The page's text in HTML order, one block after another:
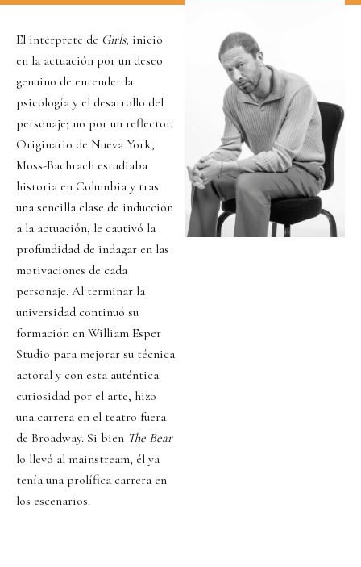
El intérprete de Girls, inició
en la actuación por un deseo
genuino de entender la
psicología y el desarrollo del
personaje; no por un reflector.
Originario de Nueva York,
Moss-Bachrach estudiaba
historia en Columbia y tras
una sencilla clase de inducción
a la actuación, le cautivó la
profundidad de indagar en las
motivaciones de cada
personaje. Al terminar la
universidad continuó su
formación en William Esper
Studio para mejorar su técnica
actoral y con esta auténtica
curiosidad por el arte, hizo
una carrera en el teatro fuera
de Broadway. Si bien The Bear
lo llevó al mainstream, él ya
tenía una prolífica carrera en
los escenarios.